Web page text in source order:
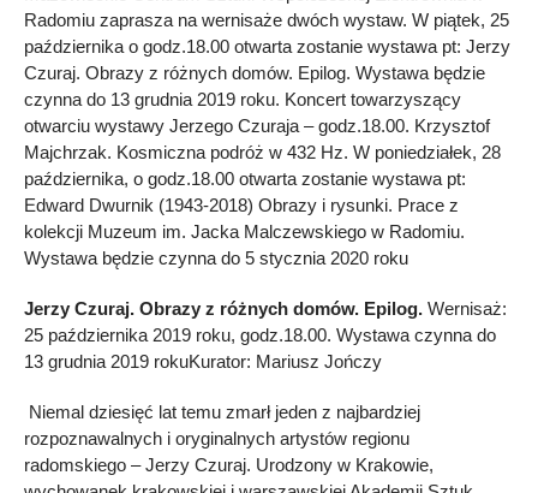
Radomiu zaprasza na wernisaże dwóch wystaw. W piątek, 25
października o godz.18.00 otwarta zostanie wystawa pt: Jerzy
Czuraj. Obrazy z różnych domów. Epilog. Wystawa będzie
czynna do 13 grudnia 2019 roku. Koncert towarzyszący
otwarciu wystawy Jerzego Czuraja – godz.18.00. Krzysztof
Majchrzak. Kosmiczna podróż w 432 Hz. W poniedziałek, 28
października, o godz.18.00 otwarta zostanie wystawa pt:
Edward Dwurnik (1943-2018) Obrazy i rysunki. Prace z
kolekcji Muzeum im. Jacka Malczewskiego w Radomiu.
Wystawa będzie czynna do 5 stycznia 2020 roku
Jerzy Czuraj. Obrazy z różnych domów. Epilog. Wernisaż:
25 października 2019 roku, godz.18.00. Wystawa czynna do
13 grudnia 2019 rokuKurator: Mariusz Jończy
Niemal dziesięć lat temu zmarł jeden z najbardziej
rozpoznawalnych i oryginalnych artystów regionu
radomskiego – Jerzy Czuraj. Urodzony w Krakowie,